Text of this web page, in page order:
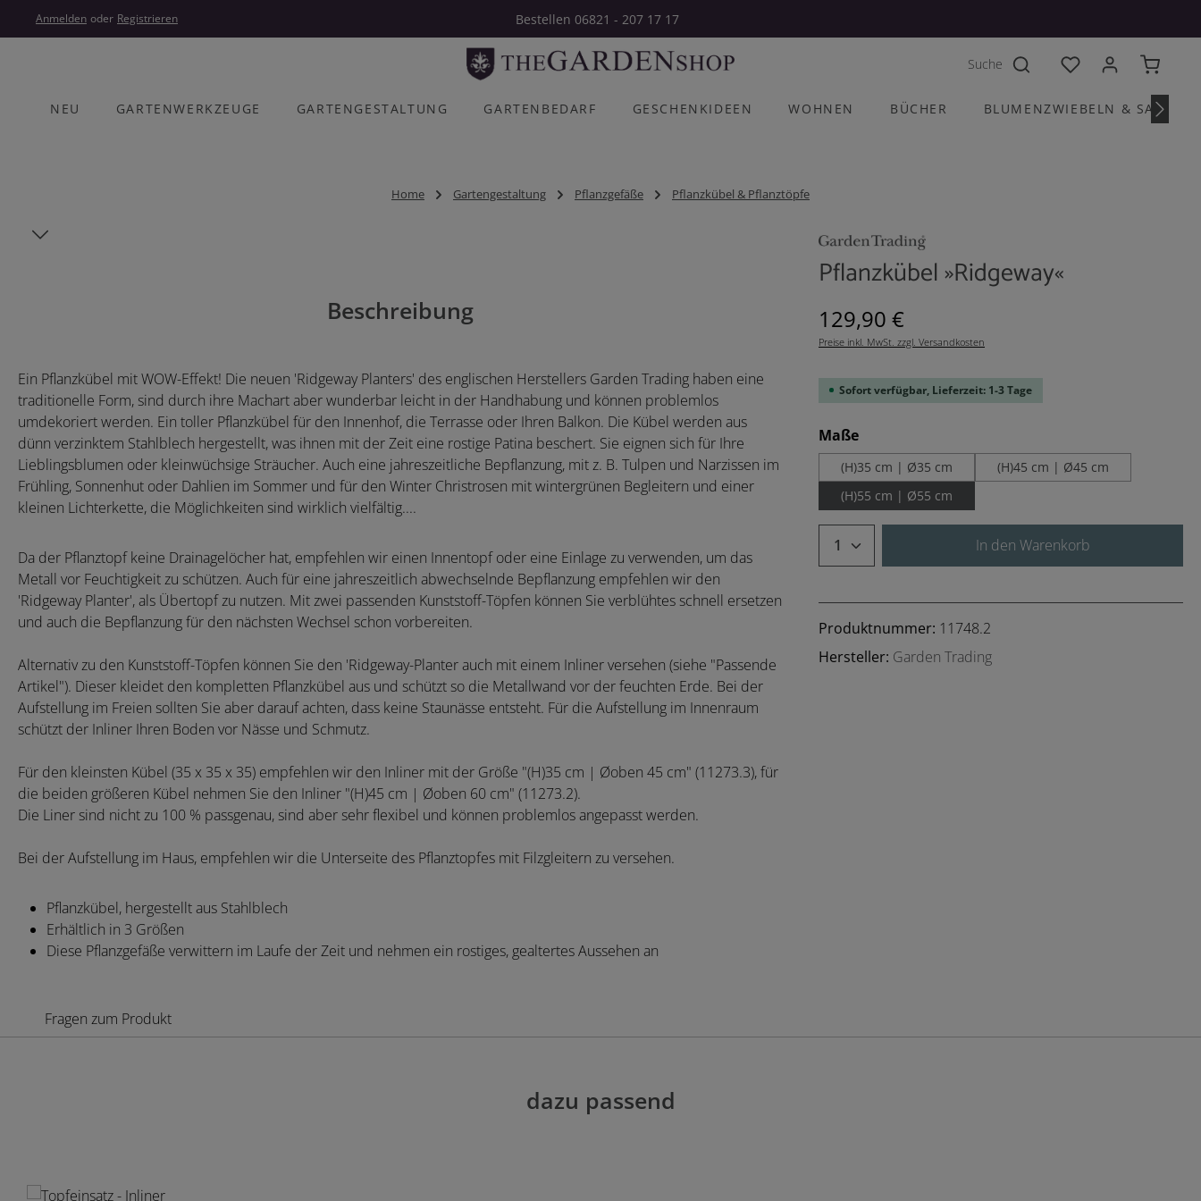
Hauptinhalt springen
Zur Hauptnavigation springen
Anmelden oder Registrieren Bestellen 06821 - 207 17 17
Du hast 0 Produkte
NEU GARTENWERKZEUGE GARTENGESTALTUNG GARTENBEDARF GESCHENKIDEEN WOHNEN BÜCHER BLUMENZWIEBELN &
Home Gartengestaltung Pflanzgefäße Pflanzkübel & Pflanztöpfe
Bildergalerie überspringen
Pflanzkübel »Ridgeway«
Regulärer Preis:
129,90 €
Preise inkl. MwSt. zzgl. Versandkosten
Sofort verfügbar, Lieferzeit: 1-3 Tage
Maßeauswählen
(H)35 cm | Ø35 cm
(H)45 cm | Ø45 cm
(H)55 cm | Ø55 cm
Produkt Anzahl: Gib den
In den Warenkorb
Produktnummer: 11748.2
Hersteller: Garden Trading
Beschreibung
Ein Pflanzkübel mit WOW-Effekt! Die neuen 'Ridgeway Planters' des englischen Herstellers Garden Trading haben eine
traditionelle Form, sind durch ihre Machart aber wunderbar leicht in der Handhabung und können problemlos
umdekoriert werden. Ein toller Pflanzkübel für den Innenhof, die Terrasse oder Ihren Balkon. Die Kübel werden aus
dünn verzinktem Stahlblech hergestellt, was ihnen mit der Zeit eine rostige Patina beschert. Sie eignen sich für Ihre
Lieblingsblumen oder kleinwüchsige Sträucher. Auch eine jahreszeitliche Bepflanzung, mit z. B. Tulpen und Narzissen im
Frühling, Sonnenhut oder Dahlien im Sommer und für den Winter Christrosen mit wintergrünen Begleitern und einer
kleinen Lichterkette, die Möglichkeiten sind wirklich vielfältig....
Da der Pflanztopf keine Drainagelöcher hat, empfehlen wir einen Innentopf oder eine Einlage zu verwenden, um das
Metall vor Feuchtigkeit zu schützen. Auch für eine jahreszeitlich abwechselnde Bepflanzung empfehlen wir den
'Ridgeway Planter', als Übertopf zu nutzen. Mit zwei passenden Kunststoff-Töpfen können Sie verblühtes schnell ersetzen
und auch die Bepflanzung für den nächsten Wechsel schon vorbereiten.
Alternativ zu den Kunststoff-Töpfen können Sie den 'Ridgeway-Planter auch mit einem Inliner versehen (siehe "Passende
Artikel"). Dieser kleidet den kompletten Pflanzkübel aus und schützt so die Metallwand vor der feuchten Erde. Bei der
Aufstellung im Freien sollten Sie aber darauf achten, dass keine Staunässe entsteht. Für die Aufstellung im Innenraum
schützt der Inliner Ihren Boden vor Nässe und Schmutz.
Für den kleinsten Kübel (35 x 35 x 35) empfehlen wir den Inliner mit der Größe "(H)35 cm | Øoben 45 cm" (11273.3), für
die beiden größeren Kübel nehmen Sie den Inliner "(H)45 cm | Øoben 60 cm" (11273.2).
Die Liner sind nicht zu 100 % passgenau, sind aber sehr flexibel und können problemlos angepasst werden.
Bei der Aufstellung im Haus, empfehlen wir die Unterseite des Pflanztopfes mit Filzgleitern zu versehen.
Pflanzkübel, hergestellt aus Stahlblech
Erhältlich in 3 Größen
Diese Pflanzgefäße verwittern im Laufe der Zeit und nehmen ein rostiges, gealtertes Aussehen an
Fragen zum Produkt
dazu passend